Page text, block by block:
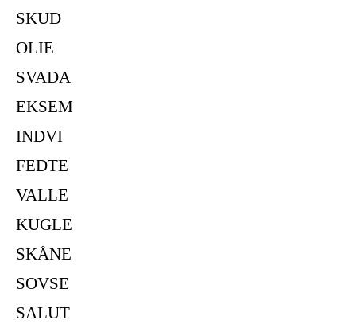
SKUD
OLIE
SVADA
EKSEM
INDVI
FEDTE
VALLE
KUGLE
SKÅNE
SOVSE
SALUT